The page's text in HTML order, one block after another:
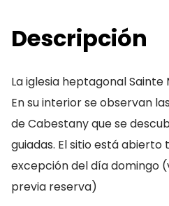
Descripción
La iglesia heptagonal Sainte
En su interior se observan
de Cabestany que se
guiadas. El sitio está abierto
excepción del día domingo
previa reserva)